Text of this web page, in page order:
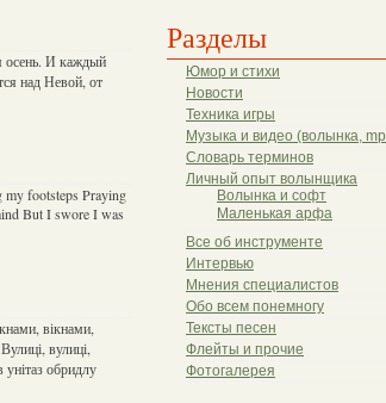
Разделы
Юмор и стихи
Новости
Техника игры
Музыка и видео (волынка,
Словарь терминов
Личный опыт волынщика
Волынка и софт
Маленькая арфа
Все об инструменте
Интервью
Мнения специалистов
Обо всем понемногу
Тексты песен
Флейты и прочие
Фотогалерея
осень. И каждый
над Невой, от
my footsteps Praying
But I swore I was
вікнами,
вулиці,
обридлу